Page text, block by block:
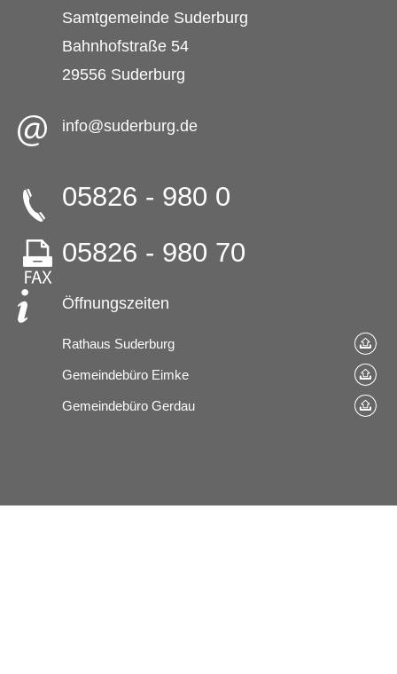
Samtgemeinde Suderburg
Bahnhofstraße 54
29556 Suderburg
info@suderburg.de
05826 - 980 0
05826 - 980 70
Öffnungszeiten
Rathaus Suderburg
Gemeindebüro Eimke
Gemeindebüro Gerdau